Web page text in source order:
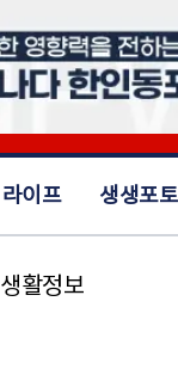
라이프 생생포토
생활정보